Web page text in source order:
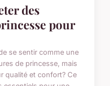
des
pour
se sentir comme une
de princesse, mais
qualité et confort? Ce